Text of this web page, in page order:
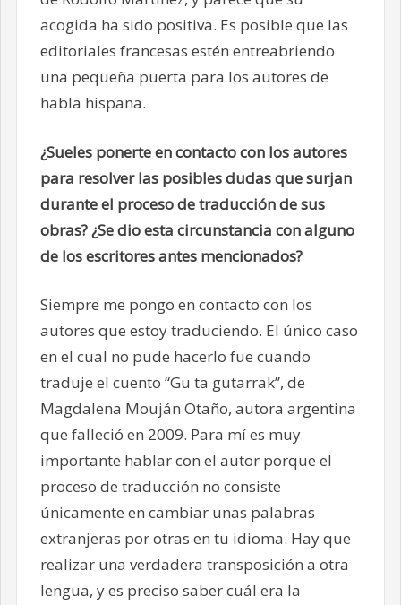
acogida ha sido positiva. Es posible que las
editoriales francesas estén entreabriendo
una pequeña puerta para los autores de
habla hispana.
¿Sueles ponerte en contacto con los autores
para resolver las posibles dudas que surjan
durante el proceso de traducción de sus
obras? ¿Se dio esta circunstancia con alguno
de los escritores antes mencionados?
Siempre me pongo en contacto con los
autores que estoy traduciendo. El único caso
en el cual no pude hacerlo fue cuando
traduje el cuento “Gu ta gutarrak”, de
Magdalena Mouján Otaño, autora argentina
que falleció en 2009. Para mí es muy
importante hablar con el autor porque el
proceso de traducción no consiste
únicamente en cambiar unas palabras
extranjeras por otras en tu idioma. Hay que
realizar una verdadera transposición a otra
lengua, y es preciso saber cuál era la